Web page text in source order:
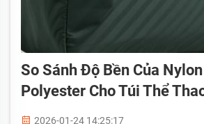
So Sánh Độ Bền Của
Polyester Cho Túi Thể
2026-01-24 14:25:17